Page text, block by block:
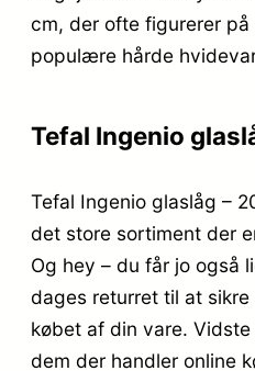
cm, der ofte figurerer
populære hårde
Tefal Ingenio
Tefal Ingenio glaslåg –
det store sortiment der
Og hey – du får jo også
dages returret til at
købet af din vare.
dem der handler online